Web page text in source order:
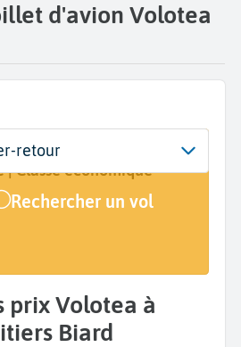
d'avion Volotea
(PIS)
votre voyage
| Classe
| Classe économique
Rechercher un vol
retour
Biard